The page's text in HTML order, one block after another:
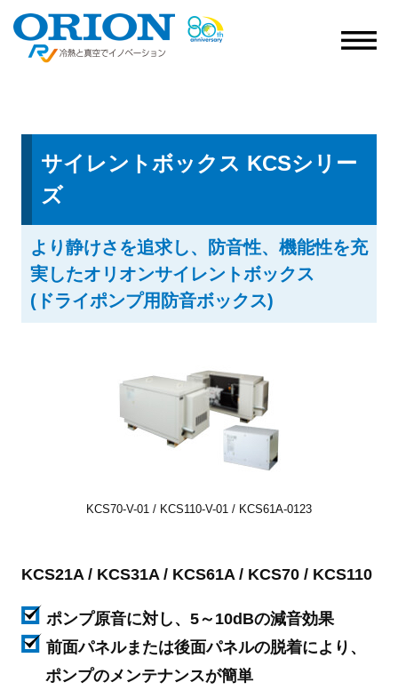
サイレントボックス KCSシリー
ズ
より静けさを追求し、防音性、機能性を充
実したオリオンサイレントボックス
(ドライポンプ用防音ボックス)
KCS21A / KCS31A / KCS61A / KCS70 / KCS110
ポンプ原音に対し、5～10dBの減音効果
前面パネルまたは後面パネルの脱着により、
ポンプのメンテナンスが簡単
KCS70-V-01 / KCS110-V-01 / KCS61A-0123